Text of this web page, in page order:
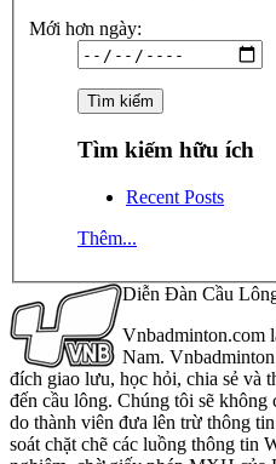
Mới hơn ngày:
Tìm kiếm hữu ích
Recent Posts
Thêm...
Diễn Đàn Cầu
Vnbadminton.com
Nam.
đích giao lưu, học hỏi, chia sẻ và
đến cầu lông. Chúng tôi sẽ
do thành viên đưa lên trừ thông
soát chặt chẽ các luồng thông tin